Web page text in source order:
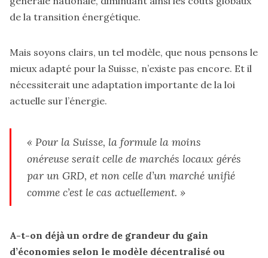
de la transition énergétique.
Mais soyons clairs, un tel modèle, que nous pensons le
mieux adapté pour la Suisse, n’existe pas encore. Et il
nécessiterait une adaptation importante de la loi
actuelle sur l’énergie.
‭« Pour la Suisse, la formule la moins
onéreuse serait celle de marchés locaux gérés
par un GRD, et non celle d’un marché unifié
comme c’est le cas actuellement. »
A-t-on déjà un ordre de grandeur du gain
d’économies selon le modèle décentralisé ou